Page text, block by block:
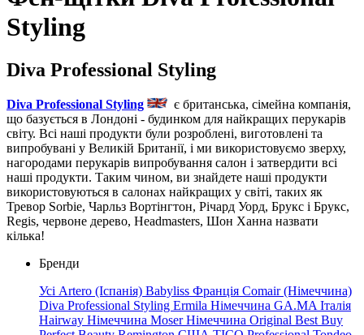
Styling
Diva Professional Styling
Diva Professional Styling
є британська, сімейна компанія,
що базується в Лондоні - будинком для найкращих перукарів
світу. Всі наші продукти були розроблені, виготовлені та
випробувані у Великій Британії, і ми використовуємо зверху,
нагородами перукарів випробування салон і затвердити всі
наші продукти. Таким чином, ви знайдете наші продукти
використовуються в салонах найкращих у світі, таких як
Тревор Sorbie, Чарльз Вортінгтон, Річард Уорд, Брукс і Брукс,
Regis, червоне дерево, Headmasters, Шон Ханна назвати
кілька!
Бренди
Усі Artero (Іспанія) Babyliss Франція Comair (Німеччина)
Diva Professional Styling Ermila Німеччина GA.MA Італія
Hairway Німеччина Moser Німеччина Original Best Buy